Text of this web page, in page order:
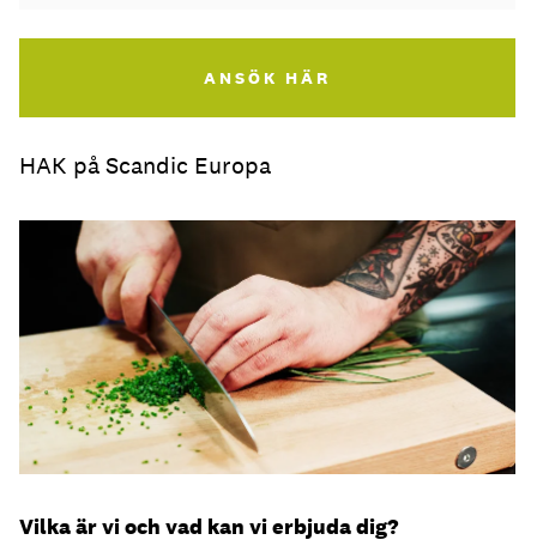
HAK på Scandic Europa
Vilka är vi och vad kan vi erbjuda dig?
ANSÖK HÄR